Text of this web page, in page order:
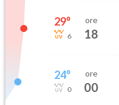
29°
6
ore
18
24°
0
ore
00